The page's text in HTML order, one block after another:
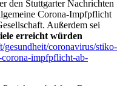
den Stuttgarter Nachrichten
Corona-Impfpflicht
Außerdem sei
erreicht würden
gesundheit/coronavirus/stiko-
corona-impfpflicht-ab-